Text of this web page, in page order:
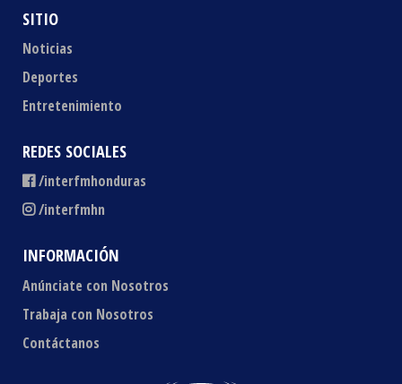
SITIO
Noticias
Deportes
Entretenimiento
REDES SOCIALES
/interfmhonduras
/interfmhn
INFORMACIÓN
Anúnciate con Nosotros
Trabaja con Nosotros
Contáctanos